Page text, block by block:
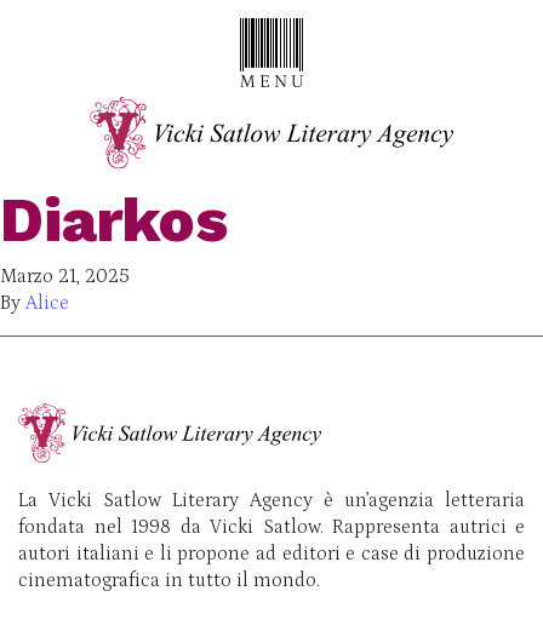
Diarkos
Marzo 21, 2025
By Alice
La Vicki Satlow Literary Agency è un’agenzia letteraria
fondata nel 1998 da Vicki Satlow. Rappresenta autrici e
autori italiani e li propone ad editori e case di produzione
cinematografica in tutto il mondo.